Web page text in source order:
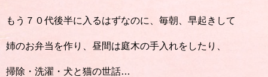
もう７０代後半に入るはずなのに、毎朝、早起きして
姉のお弁当を作り、昼間は庭木の手入れをしたり、
掃除・洗濯・犬と猫の世話…